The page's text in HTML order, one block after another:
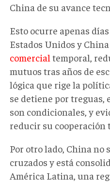
China de su avance
Esto ocurre apenas
Estados Unidos y
comercial temporal,
mutuos tras años de
lógica que rige la
se detiene por treguas,
son condicionales, y
reducir su cooperación
Por otro lado, China no
cruzados y está
América Latina, una